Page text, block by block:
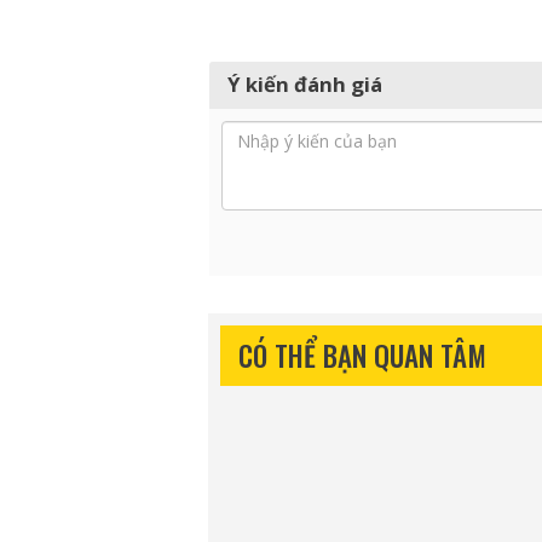
Ý kiến đánh giá
CÓ THỂ BẠN QUAN TÂM